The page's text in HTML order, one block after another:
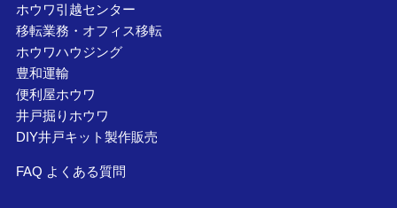
ホウワ引越センター
移転業務・オフィス移転
ホウワハウジング
豊和運輸
便利屋ホウワ
井戸掘りホウワ
DIY井戸キット製作販売
FAQ よくある質問